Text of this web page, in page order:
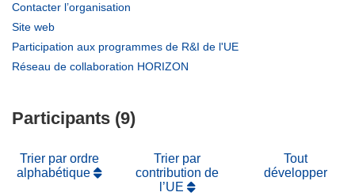
Contacter l’organisation
fenêtre)
Site web
dans
Participation aux programmes de R&I de l'UE
Réseau de collaboration HORIZON
Participants (9)
Trier par ordre
alphabétique
Trier par
contribution de
l’UE
Tout
développer